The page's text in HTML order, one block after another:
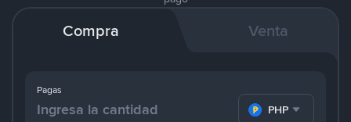
Compra Venta
Pagas
PHP